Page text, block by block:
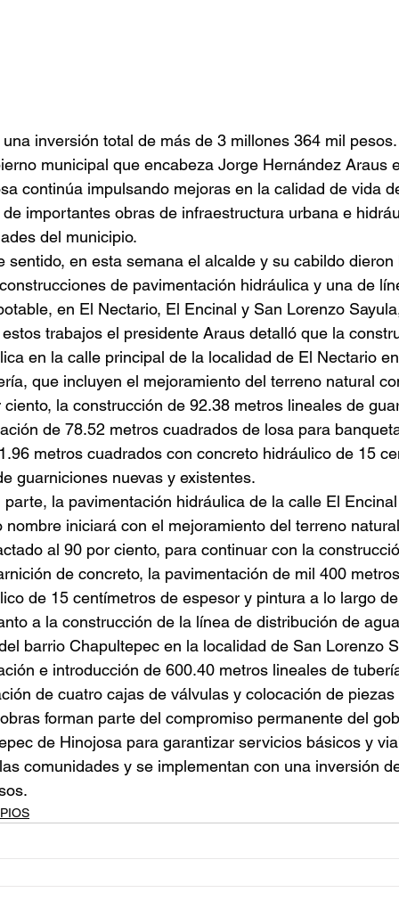
inversión total de más de 3 millones 364 mil pesos.
municipal que encabeza Jorge Hernández Araus
continúa impulsando mejoras en la calidad de vida
importantes obras de infraestructura urbana e
del municipio.
sentido, en esta semana el alcalde y su cabildo
de pavimentación hidráulica y una de
en El Nectario, El Encinal y San Lorenzo
trabajos el presidente Araus detalló que la
en la calle principal de la localidad de El Nectario
que incluyen el mejoramiento del terreno natural
ciento, la construcción de 92.38 metros lineales de
de 78.52 metros cuadrados de losa para
metros cuadrados con concreto hidráulico de 15
guarniciones nuevas y existentes.
parte, la pavimentación hidráulica de la calle El
nombre iniciará con el mejoramiento del terreno
al 90 por ciento, para continuar con la
de concreto, la pavimentación de mil 400
de 15 centímetros de espesor y pintura a lo largo
a la construcción de la línea de distribución de
barrio Chapultepec en la localidad de San Lorenzo
e introducción de 600.40 metros lineales de
de cuatro cajas de válvulas y colocación de piezas
forman parte del compromiso permanente del
de Hinojosa para garantizar servicios básicos y
comunidades y se implementan con una inversión